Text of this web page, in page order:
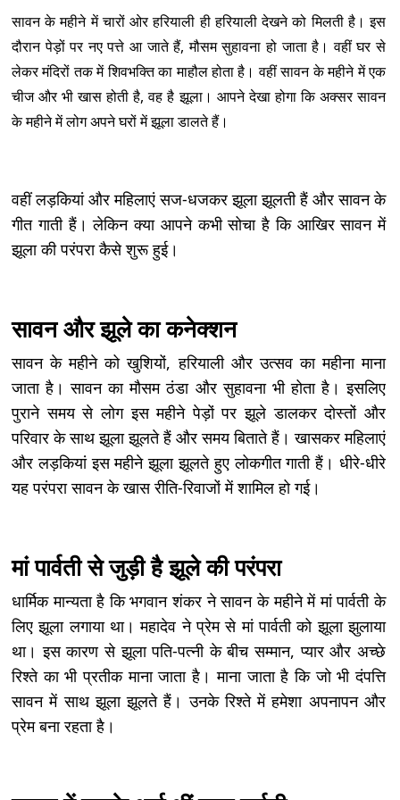
सावन के महीने में चारों ओर हरियाली ही हरियाली देखने को मिलती है। इस
दौरान पेड़ों पर नए पत्ते आ जाते हैं, मौसम सुहावना हो जाता है। वहीं घर से
लेकर मंदिरों तक में शिवभक्ति का माहौल होता है। वहीं सावन के महीने में एक
चीज और भी खास होती है, वह है झूला। आपने देखा होगा कि अक्सर सावन
के महीने में लोग अपने घरों में झूला डालते हैं।
वहीं लड़कियां और महिलाएं सज-धजकर झूला झूलती हैं और सावन के
गीत गाती हैं। लेकिन क्या आपने कभी सोचा है कि आखिर सावन में
झूला की परंपरा कैसे शुरू हुई।
सावन और झूले का कनेक्शन
सावन के महीने को खुशियों, हरियाली और उत्सव का महीना माना
जाता है। सावन का मौसम ठंडा और सुहावना भी होता है। इसलिए
पुराने समय से लोग इस महीने पेड़ों पर झूले डालकर दोस्तों और
परिवार के साथ झूला झूलते हैं और समय बिताते हैं। खासकर महिलाएं
और लड़कियां इस महीने झूला झूलते हुए लोकगीत गाती हैं। धीरे-धीरे
यह परंपरा सावन के खास रीति-रिवाजों में शामिल हो गई।
मां पार्वती से जुड़ी है झूले की परंपरा
धार्मिक मान्यता है कि भगवान शंकर ने सावन के महीने में मां पार्वती के
लिए झूला लगाया था। महादेव ने प्रेम से मां पार्वती को झूला झुलाया
था। इस कारण से झूला पति-पत्नी के बीच सम्मान, प्यार और अच्छे
रिश्ते का भी प्रतीक माना जाता है। माना जाता है कि जो भी दंपत्ति
सावन में साथ झूला झूलते हैं। उनके रिश्ते में हमेशा अपनापन और
प्रेम बना रहता है।